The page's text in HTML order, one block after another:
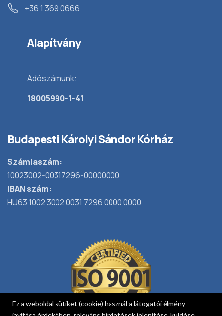
+36 1 369 0666
Alapítvány
Adószámunk:
18005990-1-41
Budapesti Károlyi Sándor Kórház
Számlaszám:
10023002-00317296-00000000
IBAN szám:
HU63 1002 3002 0031 7296 0000 0000
Ez a weboldal sütiket (cookie) használ a látogatói élmény